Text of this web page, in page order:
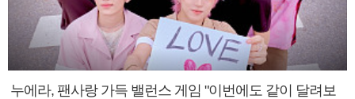
누에라, 팬사랑 가득 밸런스 게임 "이번에도 같이 달려보